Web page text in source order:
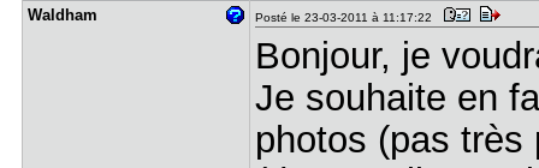
Waldham Posté le 23-03-2011 à 11:17:22
Bonjour, je
Je souhaite en
photos (pas très